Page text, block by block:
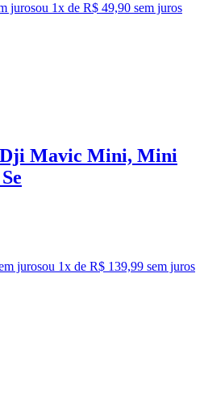
jurosou 1x de R$ 49,90 sem juros
Dji Mavic Mini, Mini
jurosou 1x de R$ 139,99 sem juros